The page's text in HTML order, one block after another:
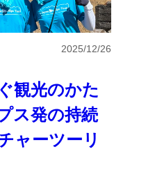
観光のかた
ス発の持続
ャーツーリ
2025/12/26